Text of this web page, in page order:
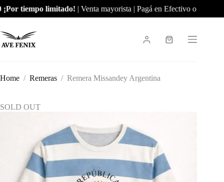
to
tiempo limitado!| Venta mayorista | Pagá en Efectivo o por
Shopping
Home / Remeras / Remera Missandey Argentina
SOLD OUT